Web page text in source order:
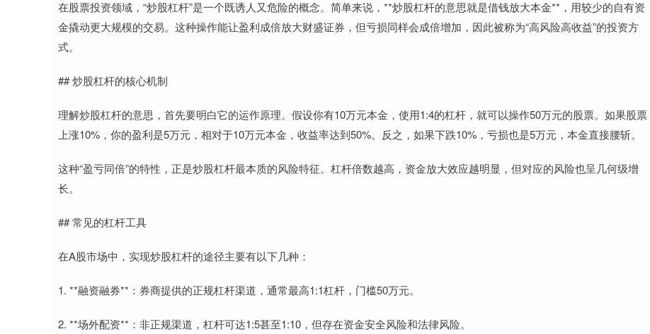
在股票投资领域，“炒股杠杆”是一个既诱人又危险的概念。简单来说，**炒股杠杆的意思就是借钱放大本金**，用较少的自有资
金撬动更大规模的交易。这种操作能让盈利成倍放大财盛证券，但亏损同样会成倍增加，因此被称为“高风险高收益”的投资方
式。
## 炒股杠杆的核心机制
理解炒股杠杆的意思，首先要明白它的运作原理。假设你有10万元本金，使用1:4的杠杆，就可以操作50万元的股票。如果股票
上涨10%，你的盈利是5万元，相对于10万元本金，收益率达到50%。反之，如果下跌10%，亏损也是5万元，本金直接腰斩。
这种“盈亏同倍”的特性，正是炒股杠杆最本质的风险特征。杠杆倍数越高，资金放大效应越明显，但对应的风险也呈几何级增
长。
## 常见的杠杆工具
在A股市场中，实现炒股杠杆的途径主要有以下几种：
1. **融资融券**：券商提供的正规杠杆渠道，通常最高1:1杠杆，门槛50万元。
2. **场外配资**：非正规渠道，杠杆可达1:5甚至1:10，但存在资金安全风险和法律风险。